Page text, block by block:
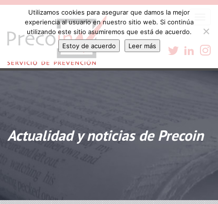
Actualidad y noticias de Precoin
Utilizamos cookies para asegurar que damos la mejor
experiencia al usuario en nuestro sitio web. Si continúa
utilizando este sitio asumiremos que está de acuerdo.
Estoy de acuerdo
Leer más